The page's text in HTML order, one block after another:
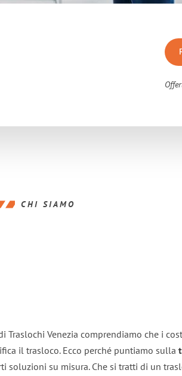
CHI SIAMO
Traslochi Venezia comprendiamo che i
il trasloco. Ecco perché puntiamo sulla
soluzioni su misura. Che si tratti di un